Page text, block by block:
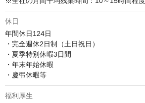
休日
年間休日124日
・完全週休2日制（土日祝日）
・夏季特別休暇3日間
・年末年始休暇
・慶弔休暇等
福利厚生